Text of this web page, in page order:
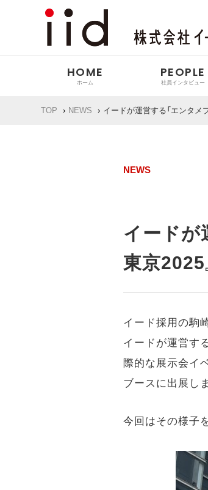
HOME PEOPLE
インタビュー
代表の想い
TOP NEWS イードが運営する「エンタメ
NEWS
イードが
東京2025
イード採用の駒
イードが運営す
際的な展示会イ
ブースに出展し
今回はその様子